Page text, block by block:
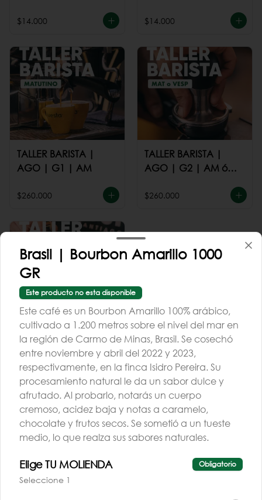
$14.000 $14.000
TALLER BARISTA |
AGO | G1 | AM
$260.000
TALLER BARISTA |
AGO | G2 | AM ó
$260.000
TALLER BARISTA |
AGO | G3 | PM
$260.000
Conócenos
Brasil | Bourbon Amarillo 1000
GR
Este producto no esta disponible
Este café es un Bourbon Amarillo 100% arábico,
cultivado a 1.200 metros sobre el nivel del mar en
la región de Carmo de Minas, Brasil. Se cosechó
entre noviembre y abril del 2022 y 2023,
respectivamente, en la finca Isidro Pereira. Su
procesamiento natural le da un sabor dulce y
afrutado. Al probarlo, notarás un cuerpo
cremoso, acidez baja y notas a caramelo,
chocolate y frutos secos. Se sometió a un tueste
medio, lo que realza sus sabores naturales.
Elige TU MOLIENDA Obligatorio
Seleccione 1